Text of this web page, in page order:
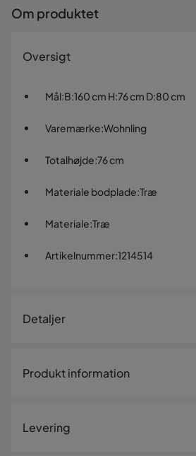
Om produktet
Oversigt
Mål:B:160 cm H:76 cm D:80 cm
Varemærke:Wohnling
Totalhøjde:76 cm
Materiale bodplade:Træ
Materiale:Træ
Artikelnummer:1214514
Detaljer
Størrelse
Totalhøjde
Produkt information
Levering